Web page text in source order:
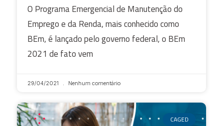
O Programa Emergencial de Manutenção do
Emprego e da Renda, mais conhecido como
BEm, é lançado pelo governo federal, o BEm
2021 de fato vem
29/04/2021 Nenhum comentário
CAGED